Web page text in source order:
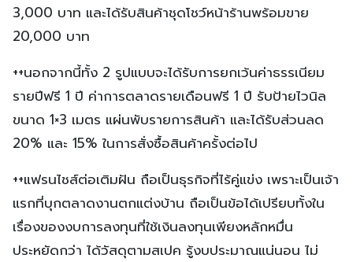
3,000 บาท และได้รับสินค้าชุดโชว์หน้าร้านพร้อมขาย
20,000 บาท
++นอกจากนี้ทั้ง 2 รูปแบบจะได้รับการยกเว้นค่าธรรเนียม
รายปีฟรี 1 ปี ค่าการตลาดรายเดือนฟรี 1 ปี รับป้ายไวนิล
ขนาด 1×3 เมตร แผ่นพับรายการสินค้า และได้รับส่วนลด
20% และ 15% ในการสั่งซื้อสินค้าครั้งต่อไป
++แฟรนไชส์ต่อเติมฝัน ถือเป็นธุรกิจที่ไร้คู่แข่ง เพราะเป็นเจ้า
แรกที่บุกตลาดงานตกแต่งบ้าน ถือเป็นข้อได้เปรียบทั้งใน
เรื่องของงบการลงทุนที่ใช้เงินลงทุนเพียงหลักหมื่น
ประหยัดกว่า ได้วัสดุตามสเปค รู้งบประมาณแน่นอน ไม่